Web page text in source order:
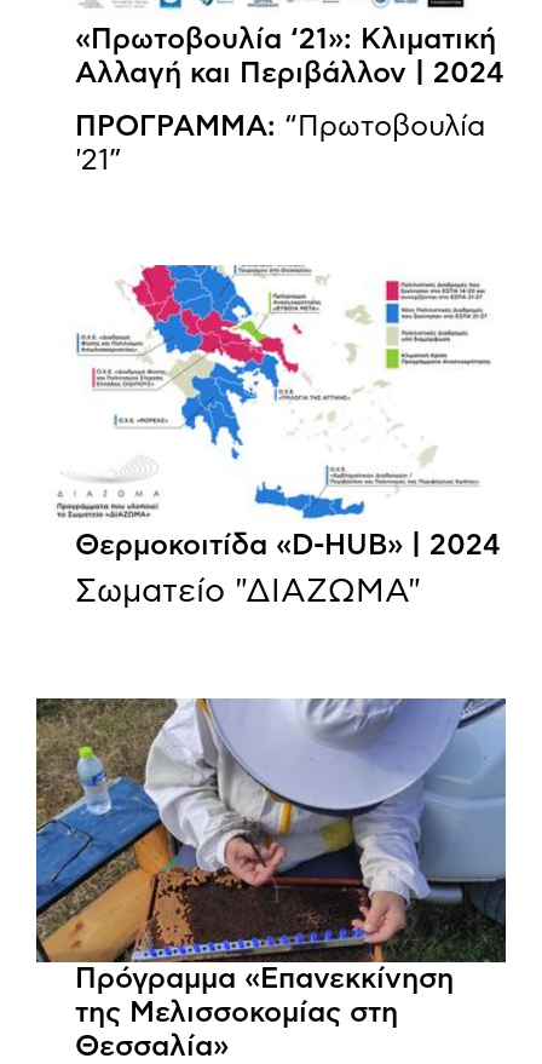
«Πρωτοβουλία ‘21»: Κλιματική
Αλλαγή και Περιβάλλον | 2024
ΠΡΟΓΡΑΜΜΑ: “Πρωτοβουλία
'21”
Θερμοκοιτίδα «D-HUB» | 2024
Σωματείο "ΔΙΑΖΩΜΑ"
Πρόγραμμα «Επανεκκίνηση
της Μελισσοκομίας στη
Θεσσαλία»